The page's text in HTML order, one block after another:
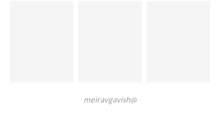
@meiravgavish